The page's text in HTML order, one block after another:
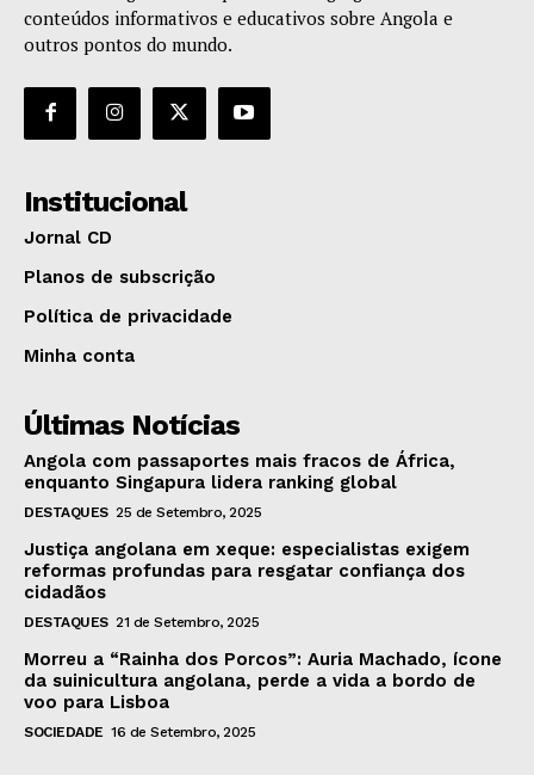
conteúdos informativos e educativos sobre Angola e
outros pontos do mundo.
Institucional
Jornal CD
Planos de subscrição
Política de privacidade
Minha conta
Últimas Notícias
Angola com passaportes mais fracos de África,
enquanto Singapura lidera ranking global
DESTAQUES 25 de Setembro, 2025
Justiça angolana em xeque: especialistas exigem
reformas profundas para resgatar confiança dos
cidadãos
DESTAQUES 21 de Setembro, 2025
Morreu a “Rainha dos Porcos”: Auria Machado, ícone
da suinicultura angolana, perde a vida a bordo de
voo para Lisboa
SOCIEDADE 16 de Setembro, 2025